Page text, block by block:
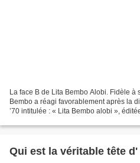
La face B de Lita Bembo Alobi. Fidèle à
Bembo a réagi favorablement après la
’70 intitulée : « Lita Bembo alobi »,
Qui est la véritable tête